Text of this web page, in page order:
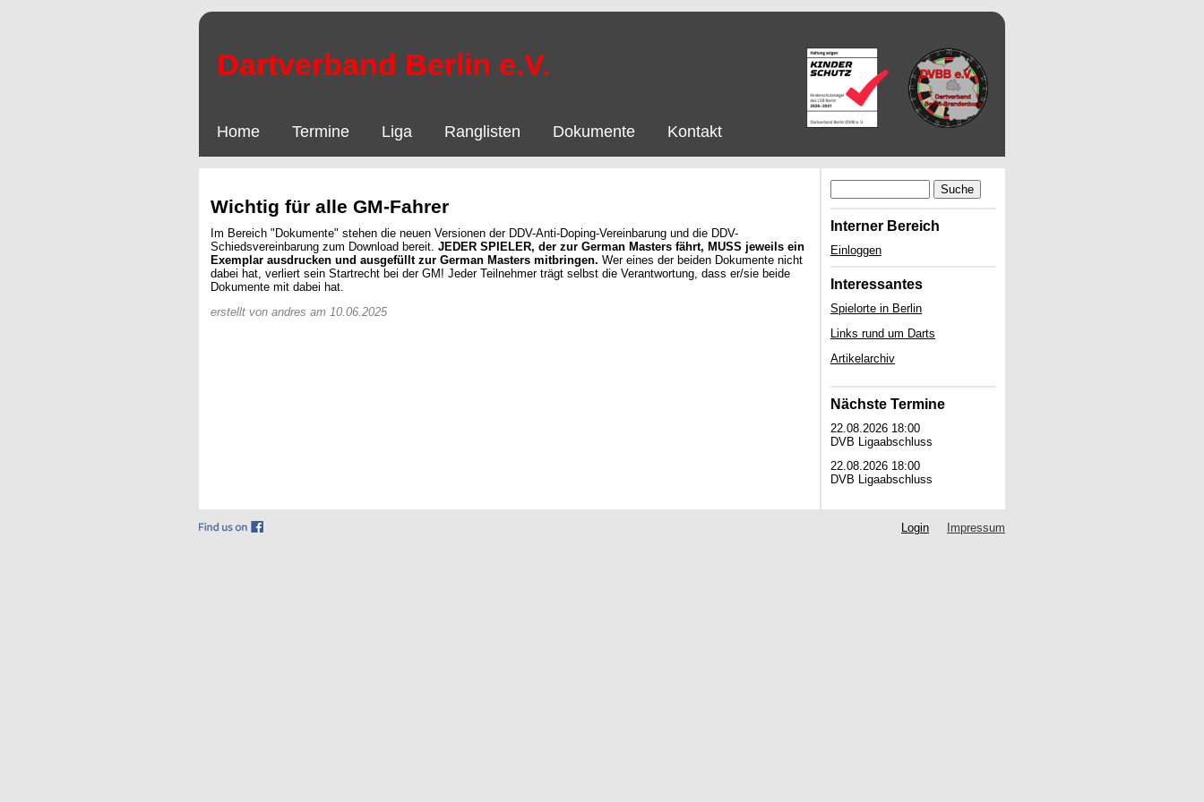
Dartverband Berlin e.V.
Home Termine Liga Ranglisten Dokumente Kontakt
Wichtig für alle GM-Fahrer
Im Bereich "Dokumente" stehen die neuen Versionen der DDV-Anti-Doping-Vereinbarung und die DDV-
Schiedsvereinbarung zum Download bereit. JEDER SPIELER, der zur German Masters fährt, MUSS jeweils ein
Exemplar ausdrucken und ausgefüllt zur German Masters mitbringen. Wer eines der beiden Dokumente nicht
dabei hat, verliert sein Startrecht bei der GM! Jeder Teilnehmer trägt selbst die Verantwortung, dass er/sie beide
Dokumente mit dabei hat.
erstellt von andres am 10.06.2025
Suche
Interner Bereich
Einloggen
Interessantes
Spielorte in Berlin
Links rund um Darts
Artikelarchiv
Nächste Termine
22.08.2026 18:00
DVB Ligaabschluss
22.08.2026 18:00
DVB Ligaabschluss
Login Impressum